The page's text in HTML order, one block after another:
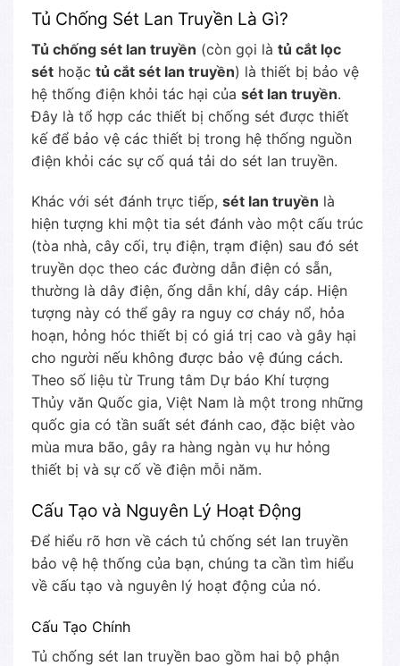
Tủ Chống Sét Lan Truyền Là Gì?
Tủ chống sét lan truyền (còn gọi là tủ cắt lọc
sét hoặc tủ cắt sét lan truyền) là thiết bị bảo vệ
hệ thống điện khỏi tác hại của sét lan truyền.
Đây là tổ hợp các thiết bị chống sét được thiết
kế để bảo vệ các thiết bị trong hệ thống nguồn
điện khỏi các sự cố quá tải do sét lan truyền.
Khác với sét đánh trực tiếp, sét lan truyền là
hiện tượng khi một tia sét đánh vào một cấu trúc
(tòa nhà, cây cối, trụ điện, trạm điện) sau đó sét
truyền dọc theo các đường dẫn điện có sẵn,
thường là dây điện, ống dẫn khí, dây cáp. Hiện
tượng này có thể gây ra nguy cơ cháy nổ, hỏa
hoạn, hỏng hóc thiết bị có giá trị cao và gây hại
cho người nếu không được bảo vệ đúng cách.
Theo số liệu từ Trung tâm Dự báo Khí tượng
Thủy văn Quốc gia, Việt Nam là một trong những
quốc gia có tần suất sét đánh cao, đặc biệt vào
mùa mưa bão, gây ra hàng ngàn vụ hư hỏng
thiết bị và sự cố về điện mỗi năm.
Cấu Tạo và Nguyên Lý Hoạt Động
Để hiểu rõ hơn về cách tủ chống sét lan truyền
bảo vệ hệ thống của bạn, chúng ta cần tìm hiểu
về cấu tạo và nguyên lý hoạt động của nó.
Cấu Tạo Chính
Tủ chống sét lan truyền bao gồm hai bộ phận